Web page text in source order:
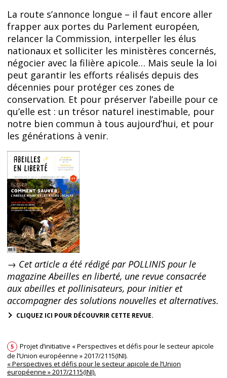
La route s’annonce longue – il faut encore aller
frapper aux portes du Parlement européen,
relancer la Commission, interpeller les élus
nationaux et solliciter les ministères concernés,
négocier avec la filière apicole… Mais seule la loi
peut garantir les efforts réalisés depuis des
décennies pour protéger ces zones de
conservation. Et pour préserver l’abeille pour ce
qu’elle est : un trésor naturel inestimable, pour
notre bien commun à tous aujourd’hui, et pour
les générations à venir.
→ Cet article a été rédigé par POLLINIS pour le
magazine Abeilles en liberté, une revue consacrée
aux abeilles et pollinisateurs, pour initier et
accompagner des solutions nouvelles et alternatives.
CLIQUEZ ICI POUR DÉCOUVRIR CETTE REVUE.
5
Projet d’initiative « Perspectives et défis pour le secteur apicole
de l’Union européenne » 2017/2115(INI).
« Perspectives et défis pour le secteur apicole de l’Union
européenne » 2017/2115(INI).